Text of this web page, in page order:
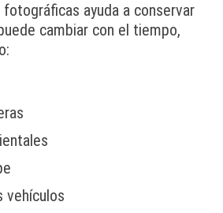
ayuda a conservar
cambiar con el tiempo,
vehículos